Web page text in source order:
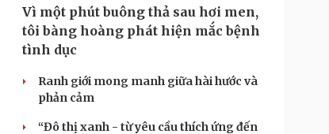
Vì một phút buông thả sau hơi men,
tôi bàng hoàng phát hiện mắc bệnh
tình dục
Ranh giới mong manh giữa hài hước và
phản cảm
“Đô thị xanh - từ yêu cầu thích ứng đến